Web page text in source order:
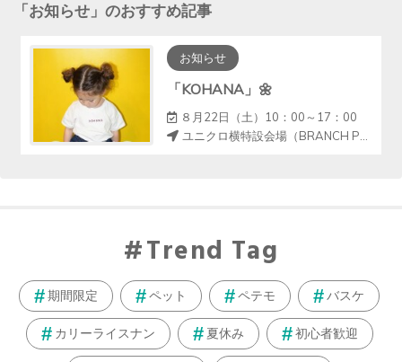
「お知らせ 」のおすすめ記事
お知らせ
「KOHANA」🌼
８月22日（土）10：00～17：00
ユニクロ横特設会場（BRANCH POP UP SPACE）
Trend Tag
期間限定 ペット ペテモ バスケ
カリーライスナン 夏休み 初心者歓迎